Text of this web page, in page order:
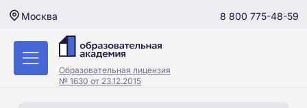
Москва 8 800 775-48-59
Образовательная лицензия
№ 1630 от 23.12.2015